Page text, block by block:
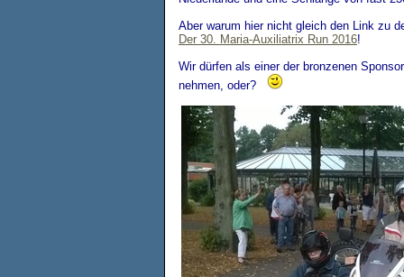
Aber warum hier nicht gleich den Link zu
Der 30. Maria-Auxiliatrix Run 2016!
Wir dürfen als einer der bronzenen
nehmen, oder?